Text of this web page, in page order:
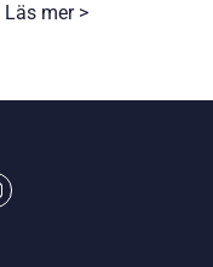
Läs mer >